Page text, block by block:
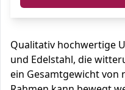
Qualitativ hochwertige
und Edelstahl, die
ein Gesamtgewicht von